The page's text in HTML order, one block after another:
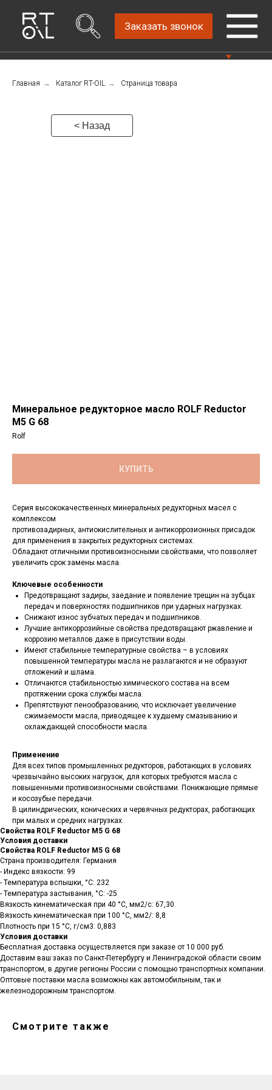
Прямой дистрибьютор
Консультации Пн-Пт: 9.00-18.00
Заказать звонок
4.8
Главная → Каталог RT-OIL → Страница товара
< Назад
Минеральное редукторное масло ROLF Reductor
M5 G 68
Rolf
КУПИТЬ
Серия высококачественных минеральных редукторных масел с
комплексом
противозадирных, антиокислительных и антикоррозионных присадок
для применения в закрытых редукторных системах.
Обладают отличными противоизносными свойствами, что позволяет
увеличить срок замены масла.
Ключевые особенности
Предотвращают задиры, заедание и появление трещин на зубцах
передач и поверхностях подшипников при ударных нагрузках.
Снижают износ зубчатых передач и подшипников.
Лучшие антикоррозийные свойства предотвращают ржавление и
коррозию металлов даже в присутствии воды.
Имеют стабильные температурные свойства – в условиях
повышенной температуры масла не разлагаются и не образуют
отложений и шлама.
Отличаются стабильностью химического состава на всем
протяжении срока службы масла.
Препятствуют пенообразованию, что исключает увеличение
сжимаемости масла, приводящее к худшему смазыванию и
охлаждающей способности масла.
Применение
Для всех типов промышленных редукторов, работающих в условиях
чрезвычайно высоких нагрузок, для которых требуются масла с
повышенными противоизносными свойствами. Понижающие прямые
и косозубые передачи.
В цилиндрических, конических и червячных редукторах, работающих
при малых и средних нагрузках.
Свойства ROLF Reductor M5 G 68
Условия доставки
Свойства ROLF Reductor M5 G 68
Страна производителя: Германия
- Индекс вязкости: 99
- Температура вспышки, °C: 232
- Температура застывания, °C: -25
Вязкость кинематическая при 40 °С, мм2/с: 67,30
Вязкость кинематическая при 100 °С, мм2/: 8,8
Плотность при 15 °С, г/см3: 0,883
Условия доставки
Бесплатная доставка осуществляется при заказе от 10 000 руб.
Доставим ваш заказ по Санкт-Петербургу и Ленинградской области своим
транспортом, в другие регионы России с помощью транспортных компании.
Оптовые поставки масла возможны как автомобильным, так и
железнодорожным транспортом.
Смотрите также
Санкт-Петербург, ш.Революции,
д.69, лит.А, пом.22-Н, офис 310
Аналоги
Оплата и доставка
Моторные масла